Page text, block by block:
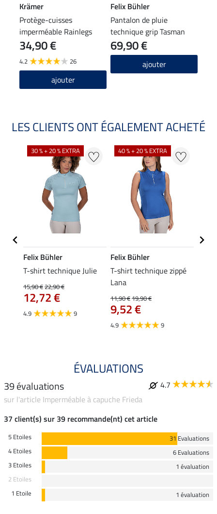
Krämer
Protège-cuisses
imperméable Rainlegs
34,90 €
4.2 26
ajouter
Felix Bühler
Pantalon de pluie
technique grip Tasman
69,90 €
ajouter
LES CLIENTS ONT ÉGALEMENT ACHETÉ
30 % + 20 % EXTRA
Felix Bühler
T-shirt technique Julie
15,90 €22,90 €
12,72 €
4.9 9
40 % + 20 % EXTRA
Felix Bühler
T-shirt technique zippé
Lana
11,90 €19,90 €
9,52 €
4.9 9
ÉVALUATIONS
39 évaluations
4.7
sur l'article Imperméable à capuche Frieda
37 client(s) sur 39 recommande(nt) cet article
5 Etoiles
31 Evaluations
4 Etoiles
6 Evaluations
3 Etoiles
1 évaluation
2 Etoiles
1 Etoile
1 évaluation